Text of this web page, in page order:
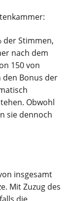
der Stimmen,
nach dem
150 von
den Bonus der
Obwohl
sie dennoch
insgesamt
Mit Zuzug des